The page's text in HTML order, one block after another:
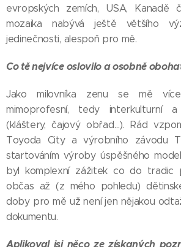
evropských zemích, USA, Kanadě
mozaika nabývá ještě většího
jedinečnosti, alespoň pro mě.
Co tě nejvíce oslovilo a osobně
Jako milovníka zenu se mě
mimoprofesní, tedy interkulturní
(kláštery, čajový obřad…). Rád
Toyoda City a výrobního závodu
startováním výroby úspěšného
byl komplexní zážitek co do tradic
občas až (z mého pohledu)
doby pro mě už není jen nějakou
dokumentu.
Aplikoval jsi něco ze získaných